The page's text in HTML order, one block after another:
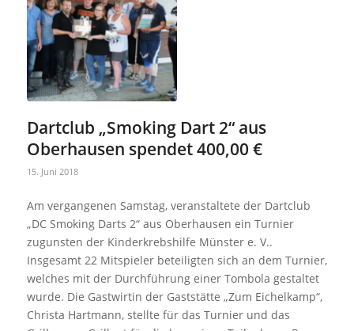
Dartclub „Smoking Dart 2“ aus
Oberhausen spendet 400,00 €
15. Juni 2018
Am vergangenen Samstag, veranstaltete der Dartclub
„DC Smoking Darts 2“ aus Oberhausen ein Turnier
zugunsten der Kinderkrebshilfe Münster e. V..
Insgesamt 22 Mitspieler beteiligten sich an dem Turnier,
welches mit der Durchführung einer Tombola gestaltet
wurde. Die Gastwirtin der Gaststätte „Zum Eichelkamp“,
Christa Hartmann, stellte für das Turnier und das